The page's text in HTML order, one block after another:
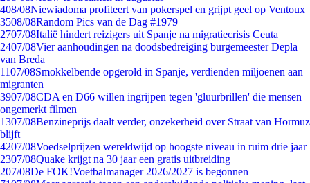
408/08Niewiadoma profiteert van pokerspel en grijpt geel op Ventoux
3508/08Random Pics van de Dag #1979
2707/08Italië hindert reizigers uit Spanje na migratiecrisis Ceuta
2407/08Vier aanhoudingen na doodsbedreiging burgemeester Depla
van Breda
1107/08Smokkelbende opgerold in Spanje, verdienden miljoenen aan
migranten
3907/08CDA en D66 willen ingrijpen tegen 'gluurbrillen' die mensen
ongemerkt filmen
1307/08Benzineprijs daalt verder, onzekerheid over Straat van Hormuz
blijft
4207/08Voedselprijzen wereldwijd op hoogste niveau in ruim drie jaar
2307/08Quake krijgt na 30 jaar een gratis uitbreiding
207/08De FOK!Voetbalmanager 2026/2027 is begonnen